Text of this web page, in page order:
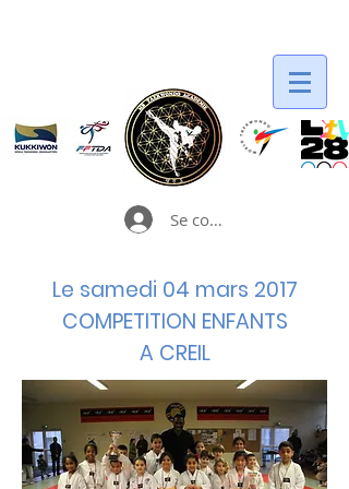
Se connecter
Le samedi 04 mars 2017
COMPETITION ENFANTS
A CREIL